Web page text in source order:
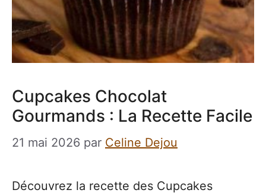
Cupcakes Chocolat
Gourmands : La Recette Facile
21 mai 2026 par Celine Dejou
Découvrez la recette des Cupcakes